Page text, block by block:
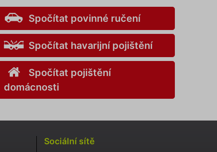
Spočítat povinné ručení
Spočítat havarijní pojištění
Spočítat pojištění
domácnosti
Sociální sítě
v